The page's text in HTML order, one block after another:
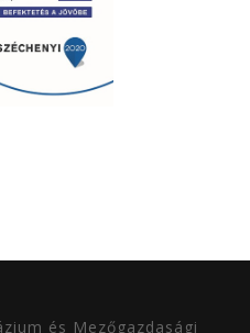
és Mezőgazdasági